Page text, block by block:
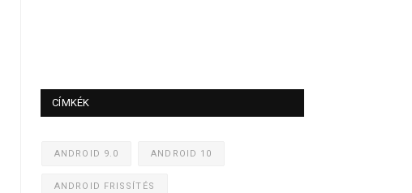
CÍMKÉK
ANDROID 9.0 ANDROID 10
ANDROID FRISSÍTÉS